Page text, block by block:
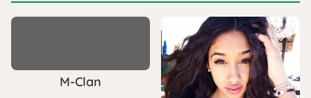
M-Clan